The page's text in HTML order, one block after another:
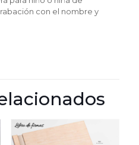
con el nombre y